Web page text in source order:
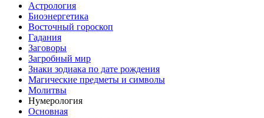
Астрология
Биоэнергетика
Восточный гороскоп
Гадания
Заговоры
Загробный мир
Знаки зодиака по дате рождения
Магические предметы и символы
Молитвы
Нумерология
Основная